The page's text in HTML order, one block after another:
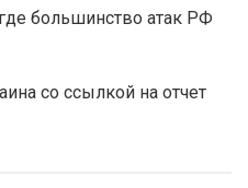
большинство атак РФ
со ссылкой на отчет